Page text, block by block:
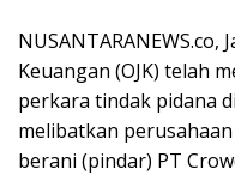
NUSANTARANEWS.co,
Keuangan (OJK) telah
perkara tindak pidana
melibatkan
berani (pindar) PT